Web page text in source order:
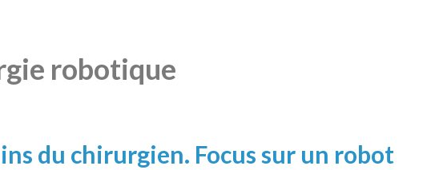
robotique
du chirurgien. Focus sur un robot